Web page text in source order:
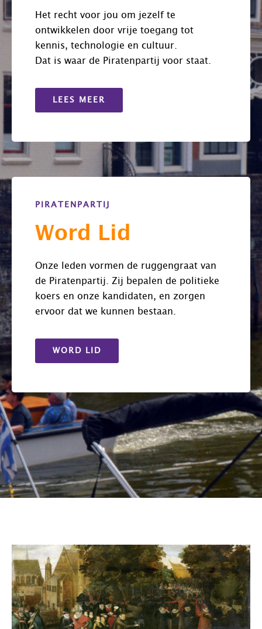
Het recht voor jou om jezelf te
ontwikkelen door vrije toegang tot
kennis, technologie en cultuur.
Dat is waar de Piratenpartij voor staat.
LEES MEER
PIRATENPARTIJ
Word Lid
Onze leden vormen de ruggengraat van
de Piratenpartij. Zij bepalen de politieke
koers en onze kandidaten, en zorgen
ervoor dat we kunnen bestaan.
WORD LID